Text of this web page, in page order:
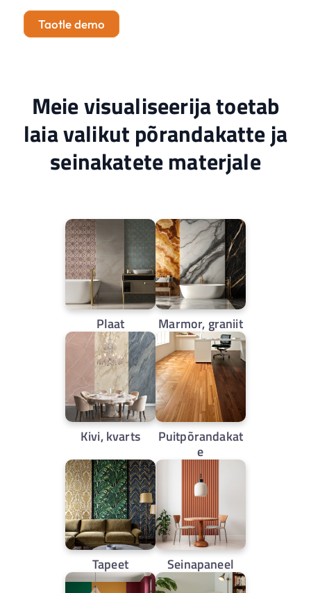
Taotle demo
Meie visualiseerija toetab
laia valikut põrandakatte ja
seinakatete materjale
Plaat Marmor, graniit
Kivi, kvarts
Puitpõrandakat
e
Tapeet Seinapaneel